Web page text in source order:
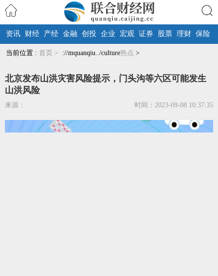
搜索
资讯 财经 产经 金融 创投 企业 宏观 证券 股票 理财 保险
当前位置 : 首页 > ://mquanqiu../culture热点 >
北京发布山洪灾害风险提示，门头沟等六区可能发生
山洪风险
来源： 时间：2023-09-08 10:37:35